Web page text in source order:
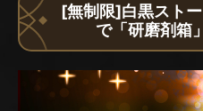
[無制限]白黒スト
で「研磨剤箱